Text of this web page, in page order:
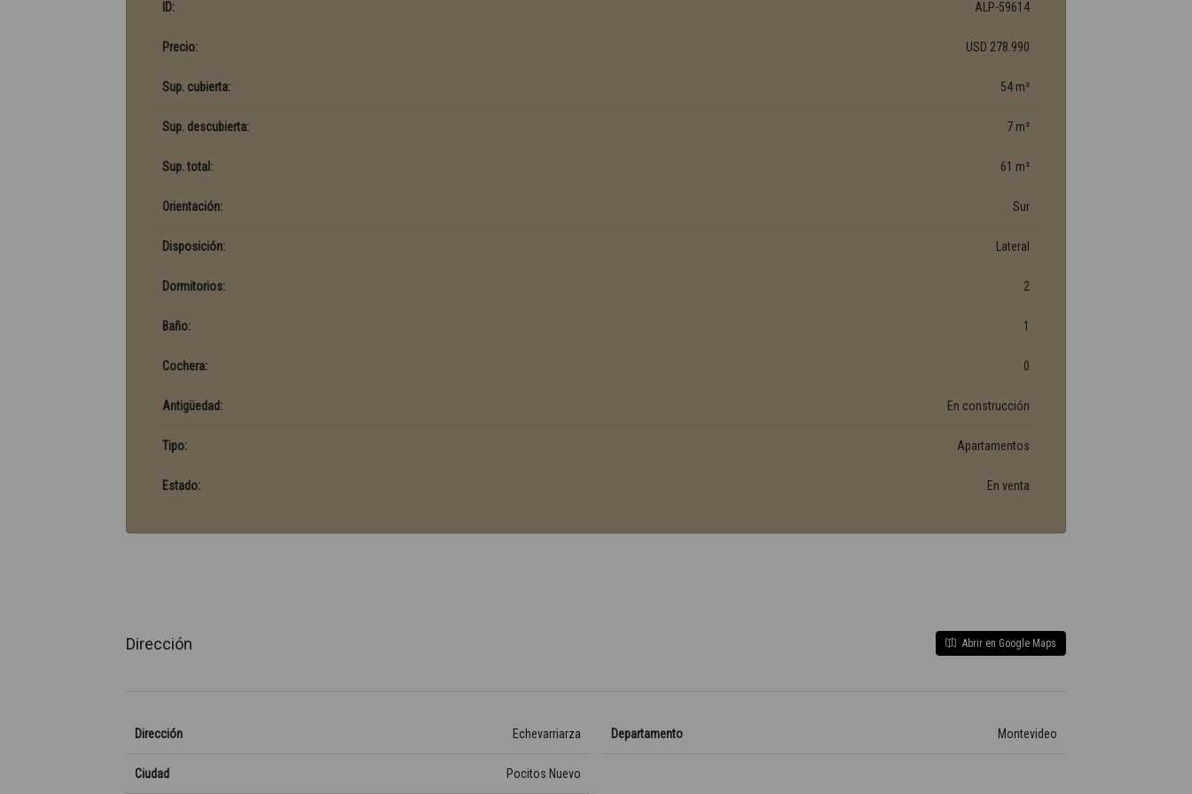
ID: ALP-59614
Precio: USD 278.990
Sup. cubierta: 54 m²
Sup. descubierta: 7 m²
Sup. total: 61 m²
Orientación: Sur
Disposición: Lateral
Dormitorios: 2
Baño: 1
Cochera: 0
Antigüedad: En construcción
Tipo: Apartamentos
Estado: En venta
Dirección Abrir en Google Maps
Dirección Echevarriarza
Ciudad Pocitos Nuevo
Departamento Montevideo